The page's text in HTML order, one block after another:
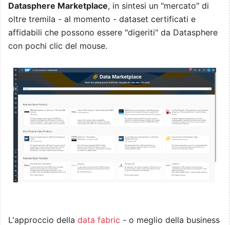
Datasphere Marketplace, in sintesi un "mercato" di
oltre tremila - al momento - dataset certificati e
affidabili che possono essere "digeriti" da Datasphere
con pochi clic del mouse.
L'approccio della data fabric - o meglio della business